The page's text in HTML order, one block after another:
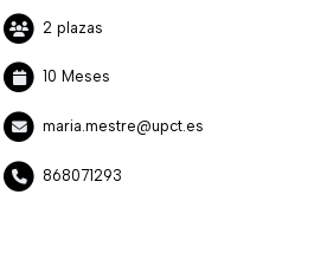
2 plazas
10 Meses
maria.mestre@upct.es
868071293